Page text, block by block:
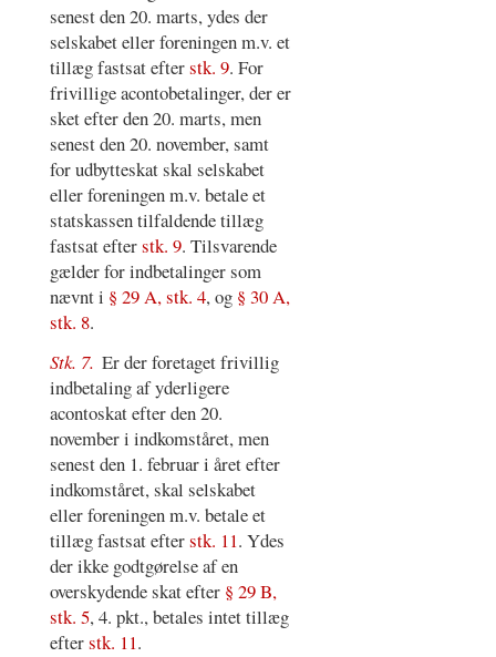
senest den 20. marts, ydes der
selskabet eller foreningen m.v. et
tillæg fastsat efterstk. 9. For
frivillige acontobetalinger, der er
sket efter den 20. marts, men
senest den 20. november, samt
for udbytteskat skal selskabet
eller foreningen m.v. betale et
statskassen tilfaldende tillæg
fastsat efterstk. 9. Tilsvarende
gælder for indbetalinger som
nævnt i § 29 A, stk. 4, og § 30 A,
stk. 8.
Stk. 7. Er der foretaget frivillig
indbetaling af yderligere
acontoskat efter den 20.
november i indkomståret, men
senest den 1. februar i året efter
indkomståret, skal selskabet
eller foreningen m.v. betale et
tillæg fastsat efterstk. 11. Ydes
der ikke godtgørelse af en
overskydende skat efter § 29 B,
stk. 5, 4. pkt., betales intet tillæg
efterstk. 11.